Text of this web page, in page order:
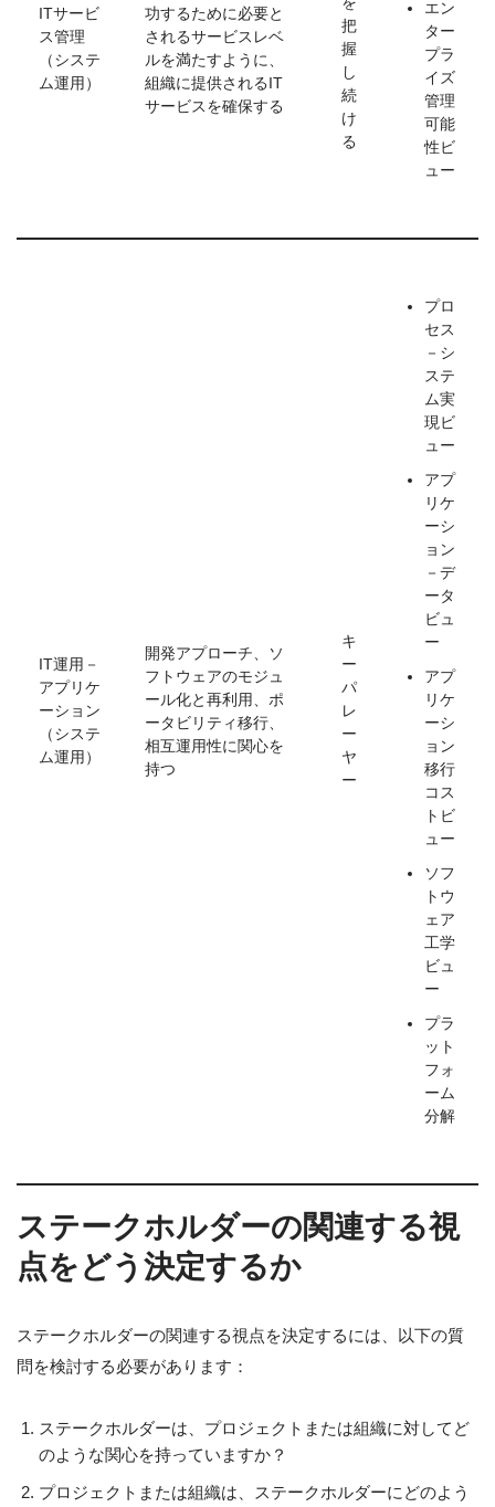
ITサービ
ス管理
（システ
ム運用）
功するために必要と
されるサービスレベ
ルを満たすように、
組織に提供されるIT
サービスを確保する
把
握
し
続
け
る
エン
ター
プラ
イズ
管理
可能
性ビ
ュー
IT運用－
アプリケ
ーション
（システ
ム運用）
開発アプローチ、ソ
フトウェアのモジュ
ール化と再利用、ポ
ータビリティ移行、
相互運用性に関心を
持つ
キ
ー
パ
レ
ー
ヤ
ー
プロ
セス
－シ
ステ
ム実
現ビ
ュー
アプ
リケ
ーシ
ョン
－デ
ータ
ビュ
ー
アプ
リケ
ーシ
ョン
移行
コス
トビ
ュー
ソフ
トウ
ェア
工学
ビュ
ー
プラ
ット
フォ
ーム
分解
ステークホルダーの関連する視
点をどう決定するか
ステークホルダーの関連する視点を決定するには、以下の質
問を検討する必要があります：
ステークホルダーは、プロジェクトまたは組織に対してど
のような関心を持っていますか？
プロジェクトまたは組織は、ステークホルダーにどのよう